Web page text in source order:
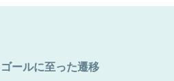
ゴールに至った遷移